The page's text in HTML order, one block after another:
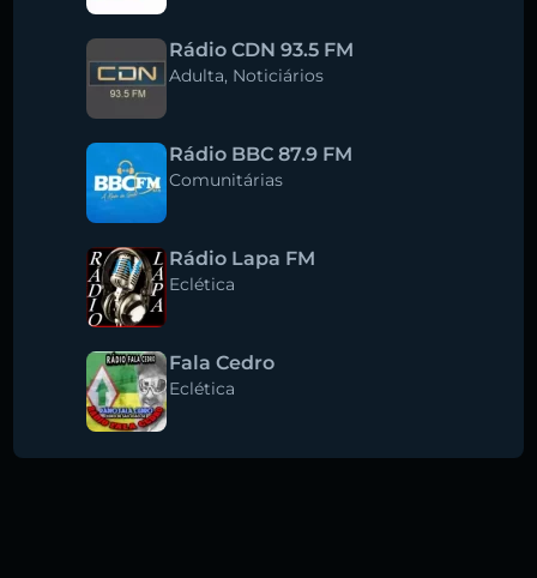
Rádio CDN 93.5 FM
Adulta, Noticiários
Rádio BBC 87.9 FM
Comunitárias
Rádio Lapa FM
Eclética
Fala Cedro
Eclética